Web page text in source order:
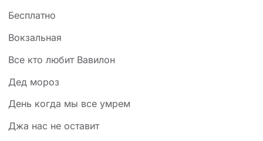
Бесплатно
Вокзальная
Все кто любит Вавилон
Дед мороз
День когда мы все умрем
Джа нас не оставит